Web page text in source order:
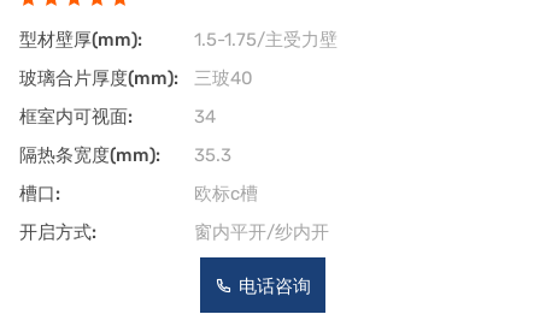
中空玻璃，提高隔音隔热效果。纱网：内置纱网
型材壁厚(mm):
1.5-1.75/主受力壁
玻璃合片厚度(mm):
三玻40
框室内可视面:
34
隔热条宽度(mm):
35.3
槽口:
欧标c槽
开启方式:
窗内平开/纱内开
电话咨询